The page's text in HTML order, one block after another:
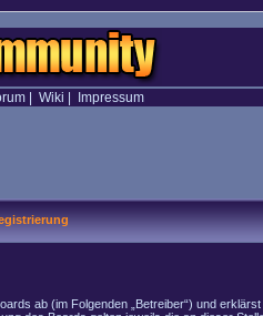
| Wiki Impressum
ab (im Folgenden „Betreiber“) und